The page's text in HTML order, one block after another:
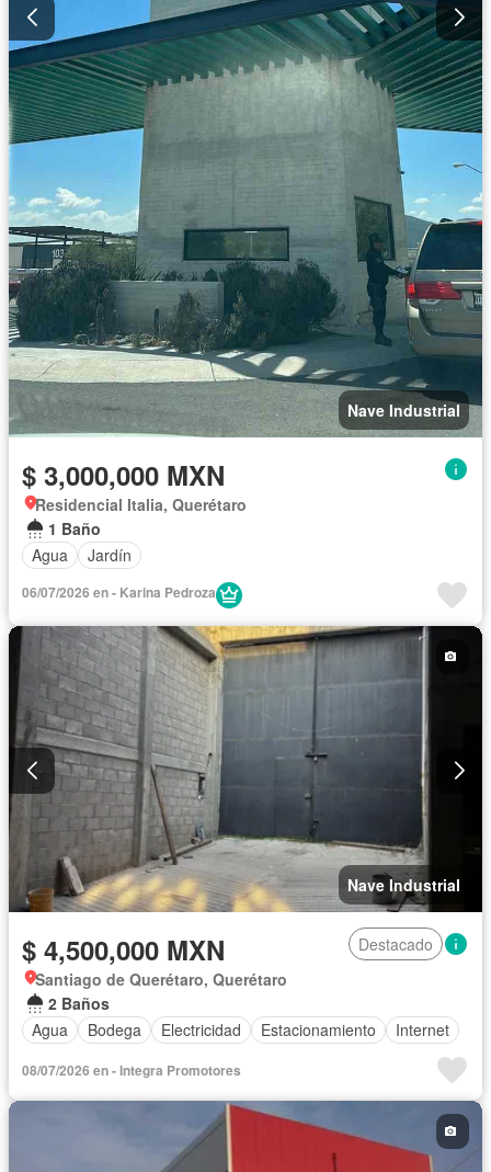
Nave Industrial
$ 3,000,000 MXN
Residencial Italia, Querétaro
1 Baño
Agua
Jardín
06/07/2026 en - Karina Pedroza
Nave Industrial
$ 4,500,000 MXN
Destacado
Santiago de Querétaro, Querétaro
2 Baños
Agua
Bodega Electricidad Estacionamiento Internet
08/07/2026 en - Integra Promotores